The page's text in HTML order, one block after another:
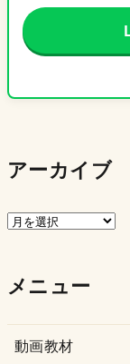
アーカイブ
ア
イ
メニュー
動画教材